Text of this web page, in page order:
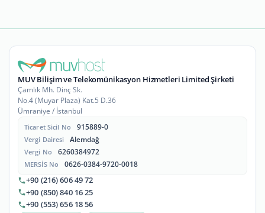
MUV Bilişim ve Telekomünikasyon Hizmetleri Limited Şirketi
Çamlık Mh. Dinç Sk.
No.4 (Muyar Plaza) Kat.5 D.36
Ümraniye / İstanbul
Ticaret Sicil No 915889-0
Vergi Dairesi Alemdağ
Vergi No 6260384972
MERSİS No 0626-0384-9720-0018
+90 (216) 606 49 72
+90 (850) 840 16 25
+90 (553) 656 18 56